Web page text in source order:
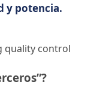
y potencia.